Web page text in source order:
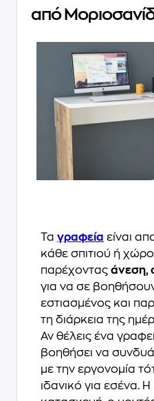
από
Τα γραφεία είναι
κάθε σπιτιού ή
παρέχοντας άνεση,
για να σε
εστιασμένος και
τη διάρκεια της
Αν θέλεις ένα
βοηθήσει να
με την εργονομία
ιδανικό για εσένα. Η